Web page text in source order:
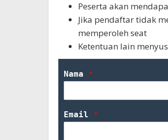
Gusbud
Peserta akan
Jika pendaftar tidak
memperoleh seat
Ketentuan lain
Nama *
Email *